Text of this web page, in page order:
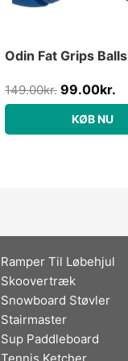
Odin Fat Grips Balls
149.00kr. 99.00kr.
KØB NU
Ramper Til Løbehjul
Skoovertræk
Snowboard Støvler
Stairmaster
Sup Paddleboard